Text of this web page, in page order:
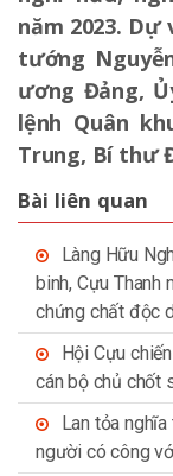
năm 2023.
tướng
ương Đảng,
lệnh Quân
Trung, Bí thư
Bài liên quan
Làng Hữu
binh, Cựu Thanh
chứng chất độc
Hội Cựu
cán bộ chủ chốt
Lan tỏa
người có công